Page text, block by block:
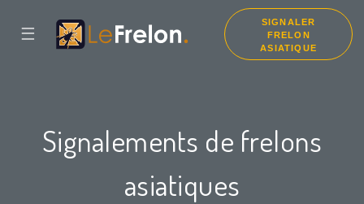
☰
SIGNALER
FRELON
ASIATIQUE
Signalements de frelons
asiatiques